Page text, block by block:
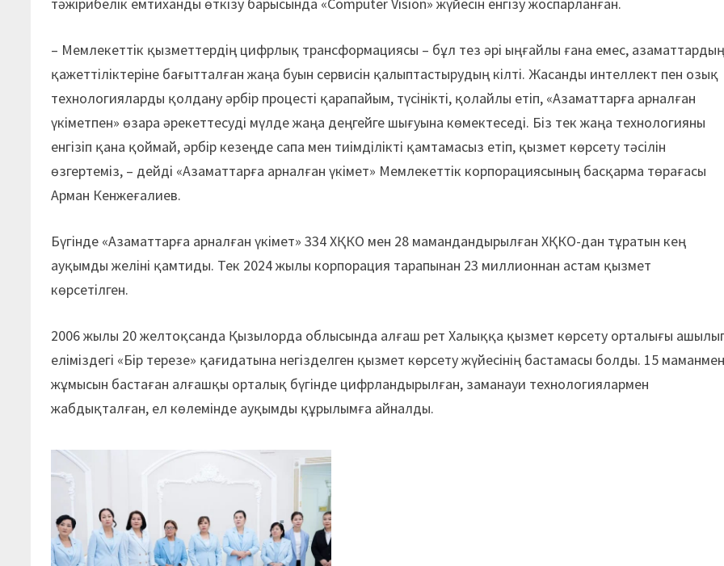
– Мемлекеттік қызметтердің цифрлық трансформациясы – бұл тез әрі ыңғайлы ғана емес,
қажеттіліктеріне бағытталған жаңа буын сервисін қалыптастырудың кілті. Жасанды интеллект пен озық
технологияларды қолдану әрбір процесті қарапайым, түсінікті, қолайлы етіп, «Азаматтарға арналған
үкіметпен» өзара әрекеттесуді мүлде жаңа деңгейге шығуына көмектеседі. Біз тек жаңа технологияны
енгізіп қана қоймай, әрбір кезеңде сапа мен тиімділікті қамтамасыз етіп, қызмет көрсету тәсілін
өзгертеміз, – дейді «Азаматтарға арналған үкімет» Мемлекеттік корпорациясының басқарма төрағасы
Арман Кенжеғалиев.
Бүгінде «Азаматтарға арналған үкімет» 334 ХҚКО мен 28 мамандандырылған ХҚКО-дан тұратын кең
ауқымды желіні қамтиды. Тек 2024 жылы корпорация тарапынан 23 миллионнан астам қызмет
көрсетілген.
2006 жылы 20 желтоқсанда Қызылорда облысында алғаш рет Халыққа қызмет көрсету орталығы
еліміздегі «Бір терезе» қағидатына негізделген қызмет көрсету жүйесінің бастамасы болды. 15
жұмысын бастаған алғашқы орталық бүгінде цифрландырылған, заманауи технологиялармен
жабдықталған, ел көлемінде ауқымды құрылымға айналды.